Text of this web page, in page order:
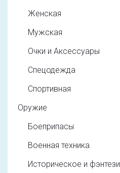
Женская
Мужская
Очки и Аксессуары
Спецодежда
Спортивная
Оружие
Боеприпасы
Военная техника
Историческое и фэнтези